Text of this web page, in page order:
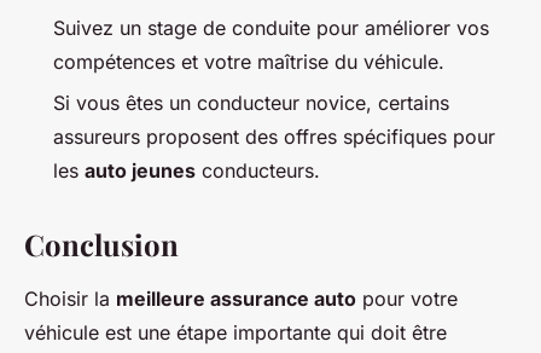
Suivez un stage de conduite pour améliorer vos
compétences et votre maîtrise du véhicule.
Si vous êtes un conducteur novice, certains
assureurs proposent des offres spécifiques pour
les auto jeunes conducteurs.
Conclusion
Choisir la meilleure assurance auto pour votre
véhicule est une étape importante qui doit être